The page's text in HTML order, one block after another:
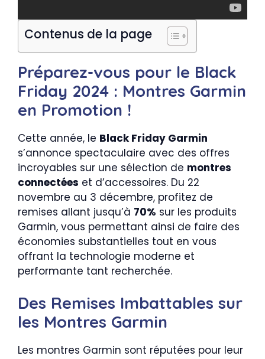
Contenus de la page
Préparez-vous pour le Black
Friday 2024 : Montres Garmin
en Promotion !
Cette année, le Black Friday Garmin
s’annonce spectaculaire avec des offres
incroyables sur une sélection de montres
connectées et d’accessoires. Du 22
novembre au 3 décembre, profitez de
remises allant jusqu’à 70% sur les produits
Garmin, vous permettant ainsi de faire des
économies substantielles tout en vous
offrant la technologie moderne et
performante tant recherchée.
Des Remises Imbattables sur
les Montres Garmin
Les montres Garmin sont réputées pour leur